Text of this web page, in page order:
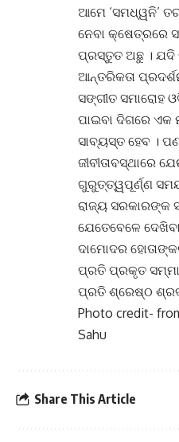
ଆମେ ‘ସମଧ୍ୱନି’
ନେବା କ୍ଷେତ୍ରରେ
ପ୍ରସ୍ତୁତ ଅଛୁ । ଯଦି
ଆନ୍ତରିକତା
ସଙ୍ଗୀତ ସମାରୋହ
ପାଇବା ଦିଗରେ ଏକ
ସାବ୍ୟସ୍ତ ହେବ ।
ଜୀବୀତାବସ୍ଥାରେ
ଗୁରୁତ୍ତ୍ୱପୂର୍ଣ୍ଣ
ରାଜ୍ୟ ସରକାରଙ୍କ
ଯେତେବେଳେ
ଦାମୋଦର
ପ୍ରତି ପ୍ରକୃତ
ପ୍ରତି ଶ୍ରେଷ୍ଠ
Photo credit-
Sahu
Share This Article